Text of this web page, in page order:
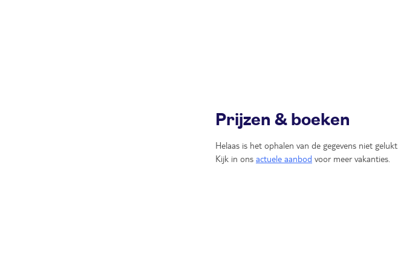
Prijzen & boeken
Helaas is het ophalen van de gegevens niet gelukt.
Kijk in ons actuele aanbod voor meer vakanties.